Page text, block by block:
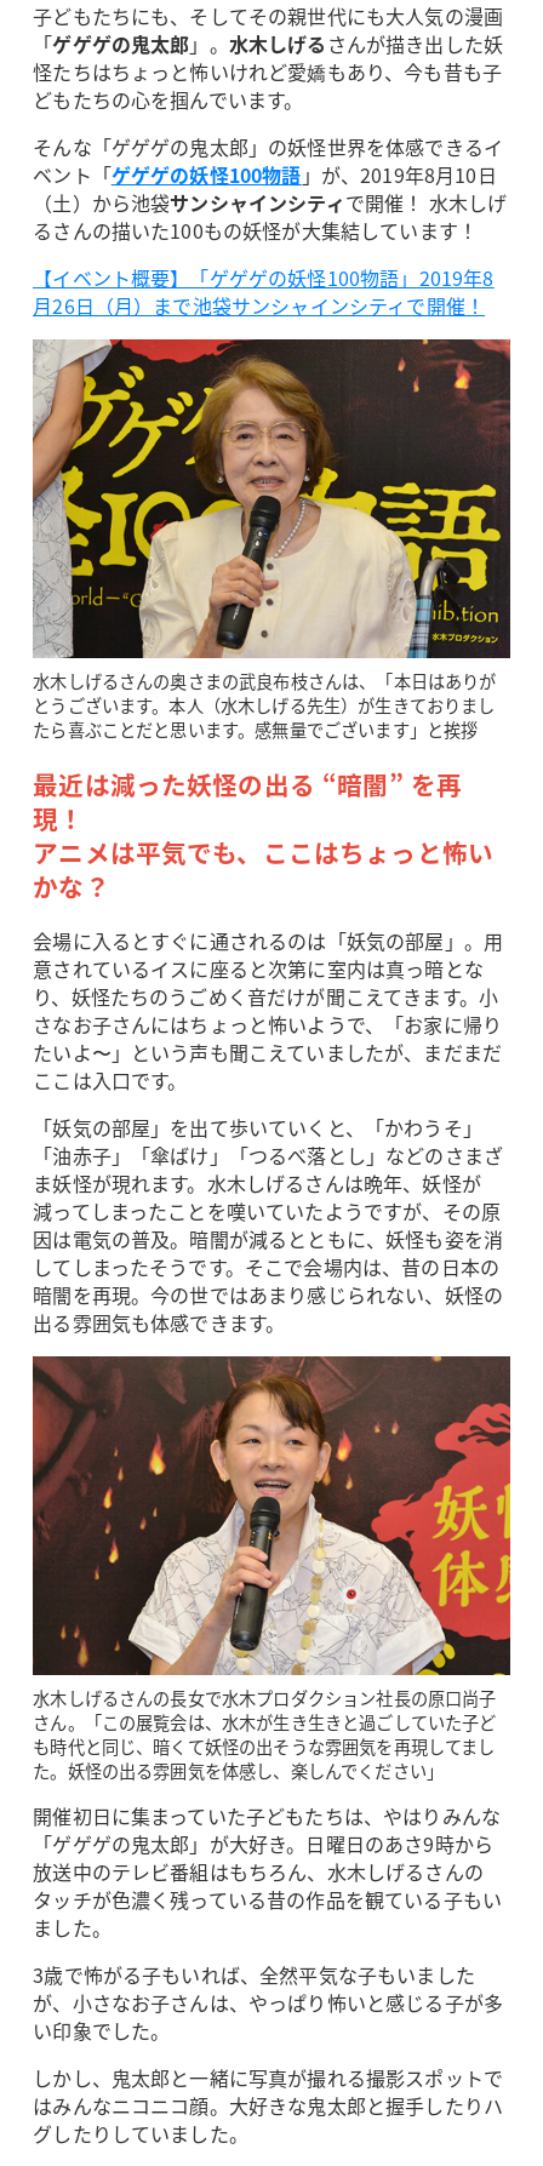
子どもたちにも、そしてその親世代にも大人気の漫画
「ゲゲゲの鬼太郎」。 水木しげる さんが描き出した妖
怪たちはちょっと怖いけれど愛嬌もあり、今も昔も子
どもたちの心を掴んでいます。
そんな「ゲゲゲの鬼太郎」の妖怪世界を体感できるイ
ベント「ゲゲゲの妖怪100物語 」が、2019年8月10日
（土）から池袋サンシャインシティで開催！ 水木しげ
るさんの描いた100もの妖怪が大集結しています！
【イベント概要】「ゲゲゲの妖怪100物語」2019年8
月26日（月）まで池袋サンシャインシティで開催！
水木しげるさんの奥さまの武良布枝さんは、「本日はありが
とうございます。本人（水木しげる先生）が生きておりまし
たら喜ぶことだと思います。感無量でございます」と挨拶
最近は減った妖怪の出る “暗闇” を再
現！
アニメは平気でも、ここはちょっと怖い
かな？
会場に入るとすぐに通されるのは「妖気の部屋」。用
意されているイスに座ると次第に室内は真っ暗とな
り、妖怪たちのうごめく音だけが聞こえてきます。小
さなお子さんにはちょっと怖いようで、「お家に帰り
たいよ〜」という声も聞こえていましたが、まだまだ
ここは入口です。
「妖気の部屋」を出て歩いていくと、「かわうそ」
「油赤子」「傘ばけ」「つるべ落とし」などのさまざ
ま妖怪が現れます。水木しげるさんは晩年、妖怪が
減ってしまったことを嘆いていたようですが、その原
因は電気の普及。暗闇が減るとともに、妖怪も姿を消
してしまったそうです。そこで会場内は、昔の日本の
暗闇を再現。今の世ではあまり感じられない、妖怪の
出る雰囲気も体感できます。
水木しげるさんの長女で水木プロダクション社長の原口尚子
さん。「この展覧会は、水木が生き生きと過ごしていた子ど
も時代と同じ、暗くて妖怪の出そうな雰囲気を再現してまし
た。妖怪の出る雰囲気を体感し、楽しんでください」
開催初日に集まっていた子どもたちは、やはりみんな
「ゲゲゲの鬼太郎」が大好き。日曜日のあさ9時から
放送中のテレビ番組はもちろん、水木しげるさんの
タッチが色濃く残っている昔の作品を観ている子もい
ました。
3歳で怖がる子もいれば、全然平気な子もいました
が、小さなお子さんは、やっぱり怖いと感じる子が多
い印象でした。
しかし、鬼太郎と一緒に写真が撮れる撮影スポットで
はみんなニコニコ顔。大好きな鬼太郎と握手したりハ
グしたりしていました。